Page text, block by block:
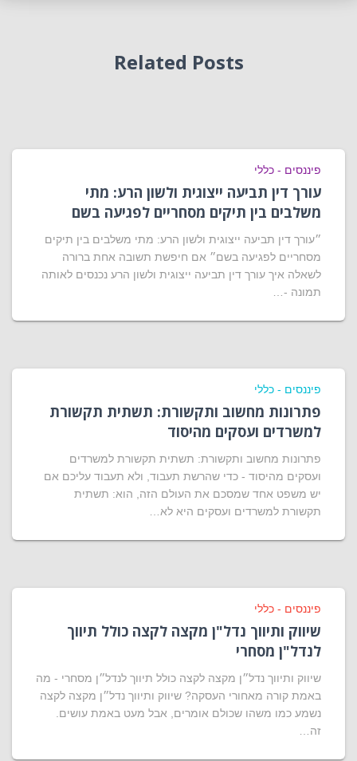
Related Posts
פיננסים - כללי
עורך דין תביעה ייצוגית ולשון הרע: מתי
משלבים בין תיקים מסחריים לפגיעה בשם
״עורך דין תביעה ייצוגית ולשון הרע: מתי משלבים בין תיקים
מסחריים לפגיעה בשם״ אם חיפשת תשובה אחת ברורה
לשאלה איך עורך דין תביעה ייצוגית ולשון הרע נכנסים לאותה
תמונה -…
פיננסים - כללי
פתרונות מחשוב ותקשורת: תשתית תקשורת
למשרדים ועסקים מהיסוד
פתרונות מחשוב ותקשורת: תשתית תקשורת למשרדים
ועסקים מהיסוד - כדי שהרשת תעבוד, ולא תעבוד עליכם אם
יש משפט אחד שמסכם את העולם הזה, הוא: תשתית
תקשורת למשרדים ועסקים היא לא…
פיננסים - כללי
שיווק ותיווך נדל"ן מקצה לקצה כולל תיווך
לנדל"ן מסחרי
שיווק ותיווך נדל״ן מקצה לקצה כולל תיווך לנדל״ן מסחרי - מה
באמת קורה מאחורי העסקה? שיווק ותיווך נדל״ן מקצה לקצה
נשמע כמו משהו שכולם אומרים, אבל מעט באמת עושים.
זה…